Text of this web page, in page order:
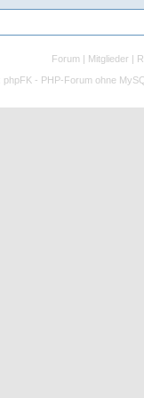
Forum | Mitglieder |
phpFK - PHP-Forum ohne